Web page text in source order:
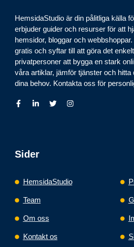
HemsidaStudio är din pålitliga källa
erbjuder guider och resurser för att
hemsidor, bloggar och
gratis och syftar till att göra det
privatpersoner att bygga en stark
våra artiklar, jämför tjänster och
dina behov. Kontakta oss för
Sider
HemsidaStudio
Team
Om oss
Kontakt os